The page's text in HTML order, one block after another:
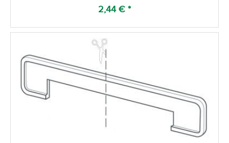
2,44 € *